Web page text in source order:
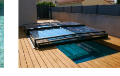
Entretien
des
équipements
de
sécurité